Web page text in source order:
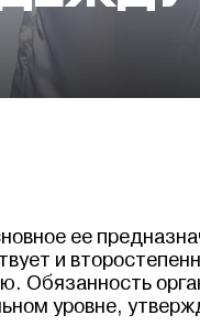
ее
и
Обязанность
уровне,